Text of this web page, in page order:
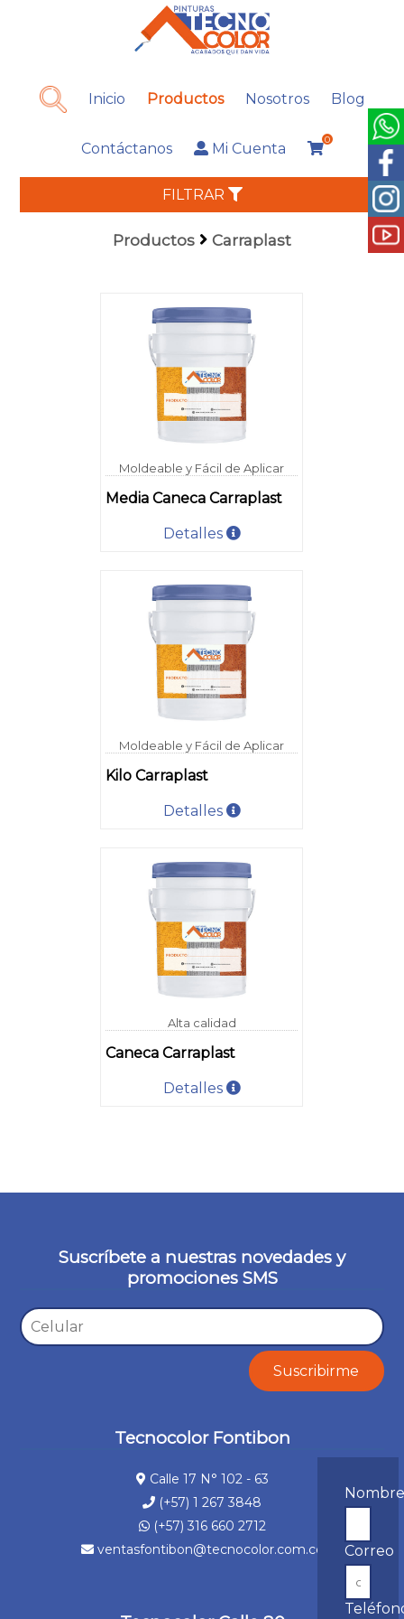
Inicio Productos Nosotros Blog
Contáctanos Mi Cuenta
0
FILTRAR
Productos Carraplast
Moldeable y Fácil de Aplicar
Media Caneca Carraplast
Detalles
Moldeable y Fácil de Aplicar
Kilo Carraplast
Detalles
Alta calidad
Caneca Carraplast
Detalles
Suscríbete a nuestras novedades y
promociones SMS
Tecnocolor Fontibon
Calle 17 N° 102 - 63
(+57) 1 267 3848
(+57) 316 660 2712
ventasfontibon@tecnocolor.com.co
Correo